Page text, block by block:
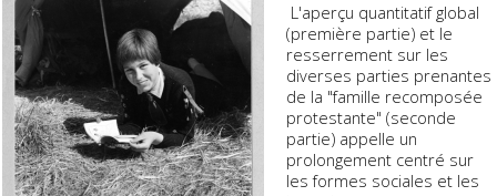
L'aperçu quantitatif global
(première partie) et le
resserrement sur les
diverses parties prenantes
de la "famille recomposée
protestante" (seconde
partie) appelle un
prolongement centré sur
les formes sociales et les